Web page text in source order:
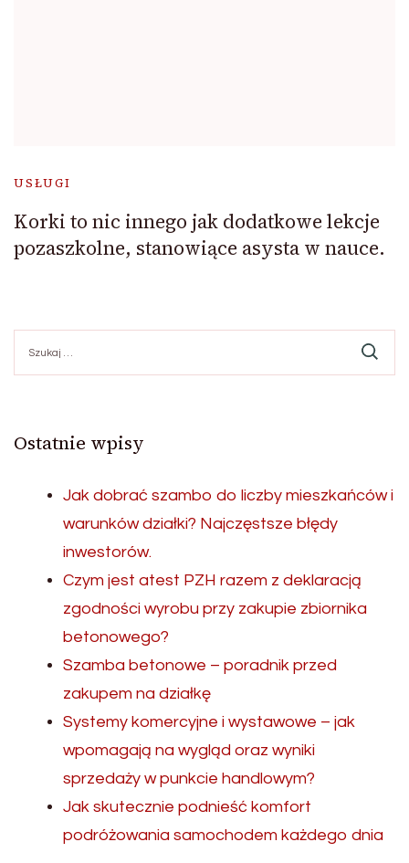
USŁUGI
Korki to nic innego jak dodatkowe lekcje
pozaszkolne, stanowiące asysta w nauce.
Ostatnie wpisy
Jak dobrać szambo do liczby mieszkańców i
warunków działki? Najczęstsze błędy
inwestorów.
Czym jest atest PZH razem z deklaracją
zgodności wyrobu przy zakupie zbiornika
betonowego?
Szamba betonowe – poradnik przed
zakupem na działkę
Systemy komercyjne i wystawowe – jak
wpomagają na wygląd oraz wyniki
sprzedaży w punkcie handlowym?
Jak skutecznie podnieść komfort
podróżowania samochodem każdego dnia